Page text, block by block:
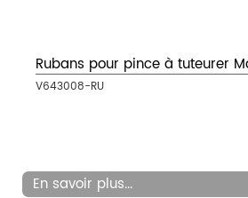
Rubans pour pince à tuteurer
V643008-RU
En savoir plus...